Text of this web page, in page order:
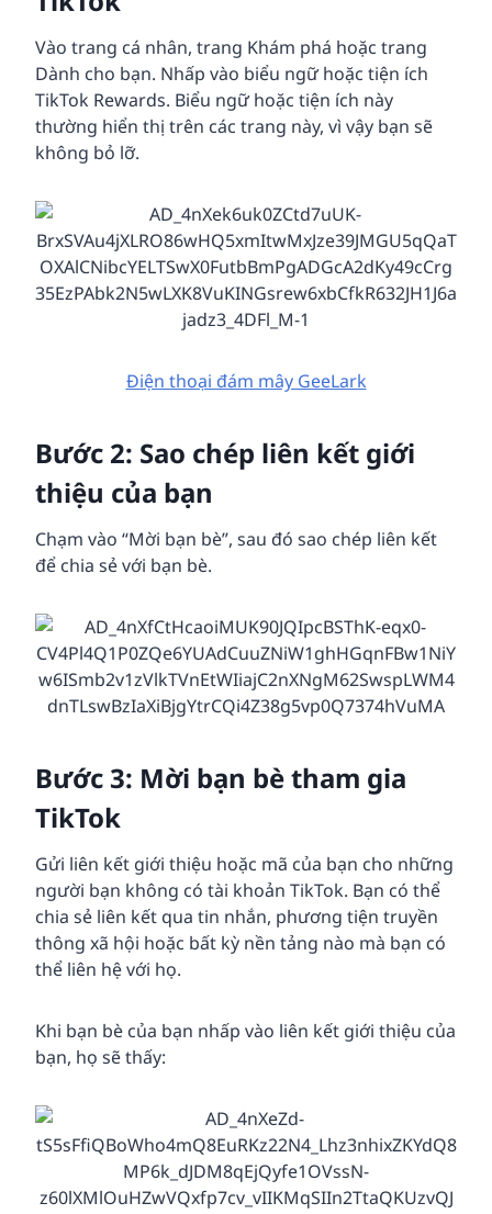
Vào trang cá nhân, trang Khám phá hoặc trang
Dành cho bạn. Nhấp vào biểu ngữ hoặc tiện ích
TikTok Rewards. Biểu ngữ hoặc tiện ích này
thường hiển thị trên các trang này, vì vậy bạn sẽ
không bỏ lỡ.
Điện thoại đám mây GeeLark
Bước 2: Sao chép liên kết giới
thiệu của bạn
Chạm vào “Mời bạn bè”, sau đó sao chép liên kết
để chia sẻ với bạn bè.
Bước 3: Mời bạn bè tham gia
TikTok
Gửi liên kết giới thiệu hoặc mã của bạn cho những
người bạn không có tài khoản TikTok. Bạn có thể
chia sẻ liên kết qua tin nhắn, phương tiện truyền
thông xã hội hoặc bất kỳ nền tảng nào mà bạn có
thể liên hệ với họ.
Khi bạn bè của bạn nhấp vào liên kết giới thiệu của
bạn, họ sẽ thấy: